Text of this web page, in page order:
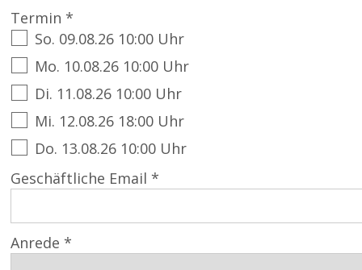
Termin *
So. 09.08.26 10:00 Uhr
Mo. 10.08.26 10:00 Uhr
Di. 11.08.26 10:00 Uhr
Mi. 12.08.26 18:00 Uhr
Do. 13.08.26 10:00 Uhr
Geschäftliche Email *
Anrede *